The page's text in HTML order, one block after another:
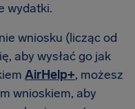
wydatki.
wniosku (licząc od
aby wysłać go jak
AirHelp+, możesz
wnioskiem, aby